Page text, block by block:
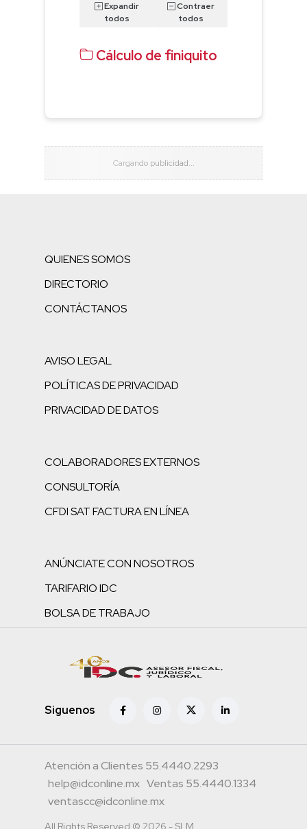
Expandir
todos
Contraer
todos
Cálculo de finiquito
QUIENES SOMOS
DIRECTORIO
CONTÁCTANOS
AVISO LEGAL
POLÍTICAS DE PRIVACIDAD
PRIVACIDAD DE DATOS
COLABORADORES EXTERNOS
CONSULTORÍA
CFDI SAT FACTURA EN LÍNEA
ANÚNCIATE CON NOSOTROS
TARIFARIO IDC
BOLSA DE TRABAJO
Siguenos
Atención a Clientes 55.4440.2293
help@idconline.mx Ventas 55.4440.1334
ventascc@idconline.mx
All Rights Reserved © 2026 - SLM